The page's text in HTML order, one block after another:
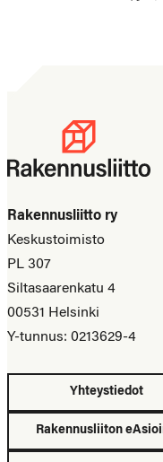
Rakennusliitto ry
Keskustoimisto
PL 307
Siltasaarenkatu 4
00531 Helsinki
Y-tunnus: 0213629-4
Yhteystiedot
Rakennusliiton